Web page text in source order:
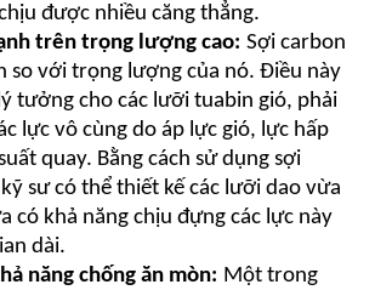
được nhiều căng thẳng.
trên trọng lượng cao: Sợi carbon
so với trọng lượng của nó. Điều này
tưởng cho các lưỡi tuabin gió, phải
lực vô cùng do áp lực gió, lực hấp
quay. Bằng cách sử dụng sợi
sư có thể thiết kế các lưỡi dao vừa
có khả năng chịu đựng các lực này
dài.
năng chống ăn mòn: Một trong